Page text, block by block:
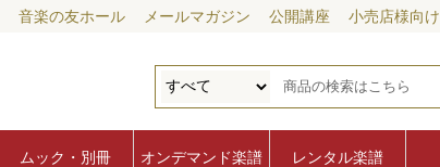
音楽の友ホール メールマガジン 公開講座 小売店様向け
ムック・別冊 オンデマンド楽譜 レンタル楽譜